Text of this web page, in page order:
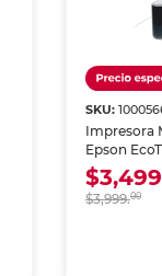
SKU:
Impresora
Epson
Inyección
$3,999.00